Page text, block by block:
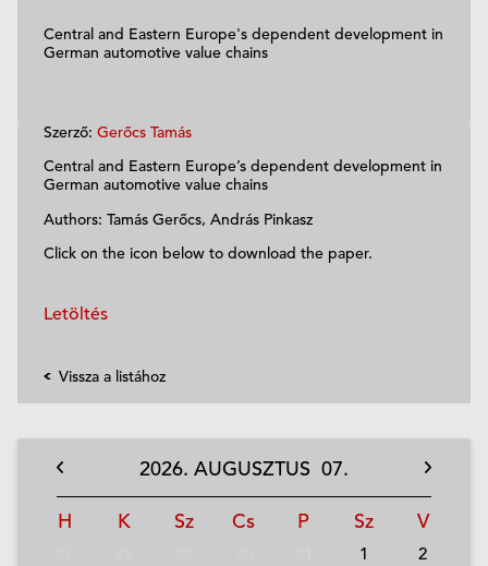
Central and Eastern Europe's dependent development in
German automotive value chains
Szerző: Gerőcs Tamás
Central and Eastern Europe’s dependent development in
German automotive value chains
Authors: Tamás Gerőcs, András Pinkasz
Click on the icon below to download the paper.
Letöltés
Vissza a listához
2026. AUGUSZTUS 07.
H K Sz Cs P Sz V
1
2